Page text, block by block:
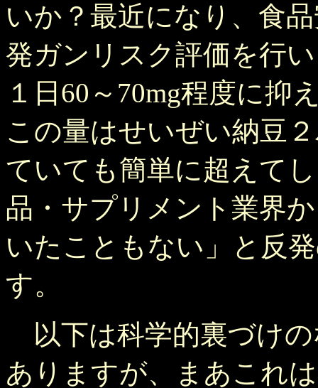
いか？最近になり、食
発ガンリスク評価を行
１日60～70mg程度に抑
この量はせいぜい納豆
ていても簡単に超えて
品・サプリメント業界
いたこともない」と反
す。
以下は科学的裏づけ
ありますが、まあこれ